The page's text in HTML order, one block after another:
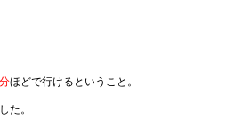
ほどで行けるということ。
た。